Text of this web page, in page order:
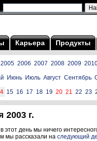
Карьера Продукты
2005 2006 2007 2008 2009
Июнь Июль Август Сентябрь
15 16 17 18 19 20 21 22 23
2003 г.
этот день мы ничего
мы рассказали на следующий